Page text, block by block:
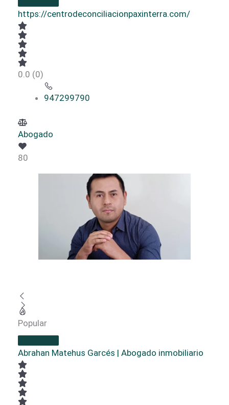
https://centrodeconciliacionpaxinterra.com/
0.0 (0)
947299790
Abogado
80
Popular
Abrahan Matehus Garcés | Abogado inmobiliario